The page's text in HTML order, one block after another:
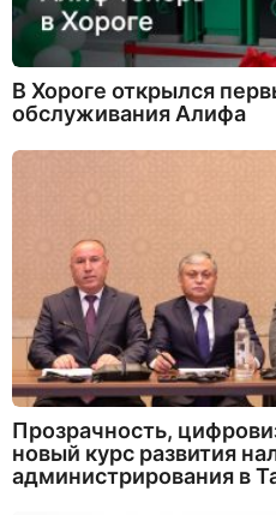
В Хороге открылся
обслуживания Алифа
Прозрачность,
новый курс развития
администрирования в